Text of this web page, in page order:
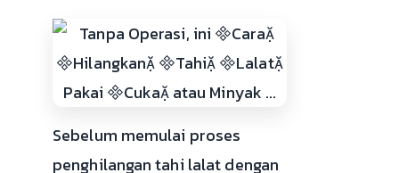
Sebelum memulai proses
penghilangan tahi lalat dengan